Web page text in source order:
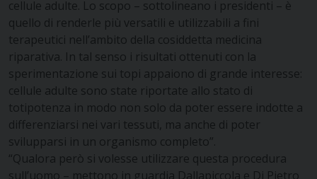
cellule adulte. Lo scopo – sottolineano i presidenti – è
quello di renderle più versatili e utilizzabili a fini
terapeutici nell’ambito della cosiddetta medicina
riparativa. In tal senso i risultati ottenuti con la
sperimentazione sui topi appaiono di grande interesse:
cellule adulte sono state riportate allo stato di
totipotenza in modo non solo da poter essere indotte a
differenziarsi nei vari tessuti, ma anche di poter
svilupparsi in un organismo completo”.
“Qualora però si volesse utilizzare questa procedura
sull’uomo – mettono in guardia Dallapiccola e Di Pietro